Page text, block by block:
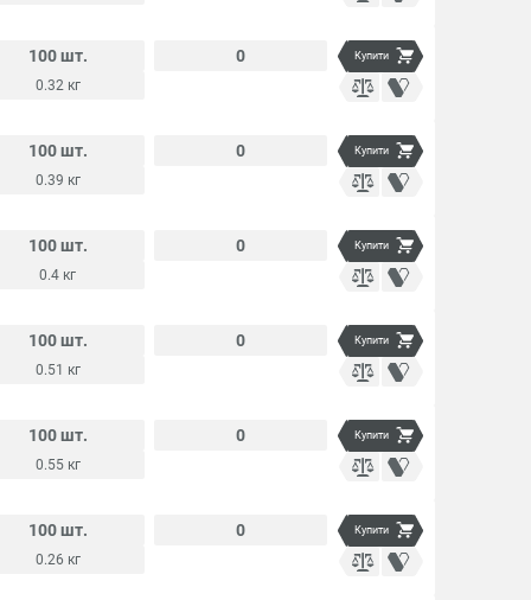
100 шт.
0.32 кг
0 Купити
100 шт.
0.39 кг
0 Купити
100 шт.
0.4 кг
0 Купити
100 шт.
0.51 кг
0 Купити
100 шт.
0.55 кг
0 Купити
100 шт.
0.26 кг
0 Купити